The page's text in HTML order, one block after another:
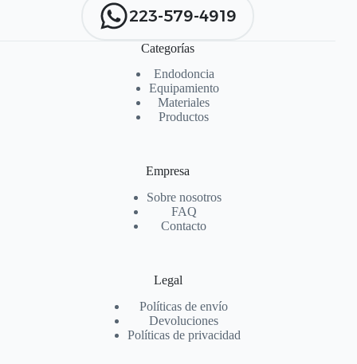
223-579-4919
Categorías
Endodoncia
Equipamiento
Materiales
Productos
Empresa
Sobre nosotros
FAQ
Contacto
Legal
Políticas de envío
Devoluciones
Políticas de privacidad